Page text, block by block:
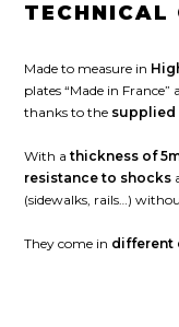
TECHNICAL
Made to measure in
plates “Made in France”
thanks to the supplied
With athickness of
resistance to shocks
(sidewalks, rails…)
They come in different